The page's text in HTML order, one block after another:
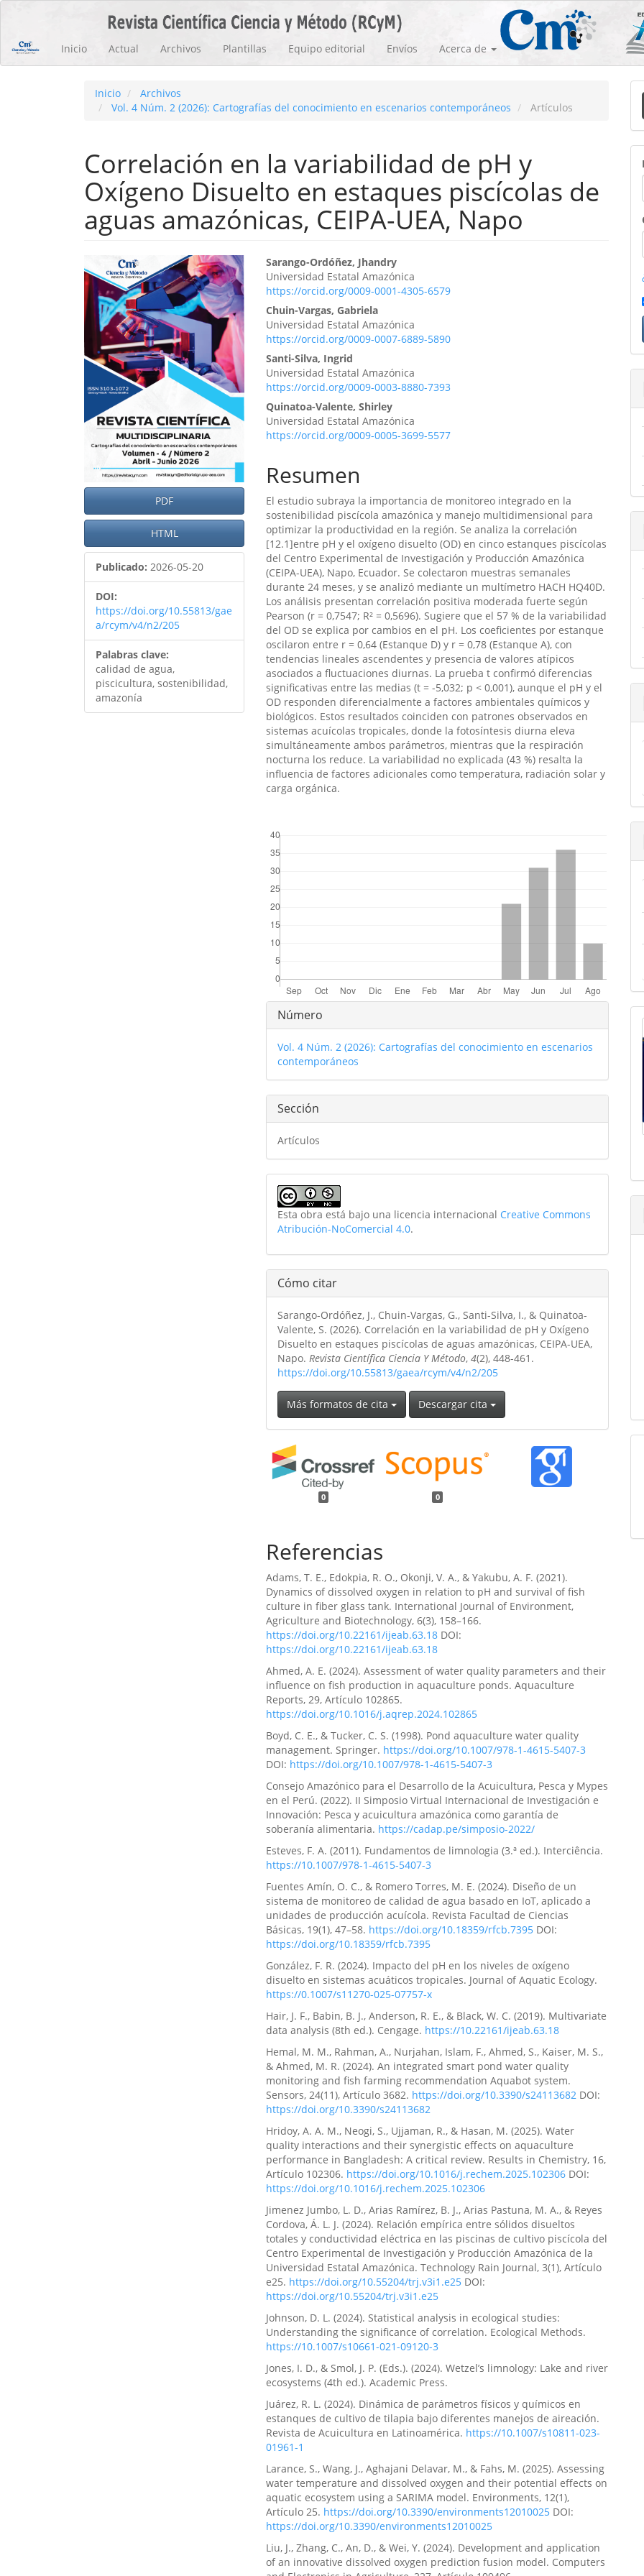
principal
Barra
Inicio Actual Archivos Plantillas Equipo editorial Envíos Acerca de
Inicio
Archivos
Vol. 4 Núm. 2 (2026): Cartografías del conocimiento en escenarios contemporáneos
Artículos
Correlación en la variabilidad de pH y
Oxígeno Disuelto en estaques piscícolas de
aguas amazónicas, CEIPA-UEA, Napo
Barra
lateral
del
artículo
PDF
HTML
Publicado: 2026-05-20
DOI:
https://doi.org/10.55813/gae
a/rcym/v4/n2/205
Palabras clave:
calidad de agua,
piscicultura, sostenibilidad,
amazonía
Contenido
principal
del
artículo
Sarango-Ordóñez, Jhandry
Universidad Estatal Amazónica
https://orcid.org/0009-0001-4305-6579
Chuin-Vargas, Gabriela
Universidad Estatal Amazónica
https://orcid.org/0009-0007-6889-5890
Santi-Silva, Ingrid
Universidad Estatal Amazónica
https://orcid.org/0009-0003-8880-7393
Quinatoa-Valente, Shirley
Universidad Estatal Amazónica
https://orcid.org/0009-0005-3699-5577
Resumen
El estudio subraya la importancia de monitoreo integrado en la
sostenibilidad piscícola amazónica y manejo multidimensional para
optimizar la productividad en la región. Se analiza la correlación
[12.1]entre pH y el oxígeno disuelto (OD) en cinco estanques piscícolas
del Centro Experimental de Investigación y Producción Amazónica
(CEIPA-UEA), Napo, Ecuador. Se colectaron muestras semanales
durante 24 meses, y se analizó mediante un multímetro HACH HQ40D.
Los análisis presentan correlación positiva moderada fuerte según
Pearson (r = 0,7547; R² = 0,5696). Sugiere que el 57 % de la variabilidad
del OD se explica por cambios en el pH. Los coeficientes por estanque
oscilaron entre r = 0,64 (Estanque D) y r = 0,78 (Estanque A), con
tendencias lineales ascendentes y presencia de valores atípicos
asociados a fluctuaciones diurnas. La prueba t confirmó diferencias
significativas entre las medias (t = -5,032; p < 0,001), aunque el pH y el
OD responden diferencialmente a factores ambientales químicos y
biológicos. Estos resultados coinciden con patrones observados en
sistemas acuícolas tropicales, donde la fotosíntesis diurna eleva
simultáneamente ambos parámetros, mientras que la respiración
nocturna los reduce. La variabilidad no explicada (43 %) resalta la
influencia de factores adicionales como temperatura, radiación solar y
carga orgánica.
Detalles
del
artículo
Número
Vol. 4 Núm. 2 (2026): Cartografías del conocimiento en escenarios
contemporáneos
Sección
Artículos
Esta obra está bajo una licencia internacional Creative Commons
Atribución-NoComercial 4.0.
Cómo citar
Sarango-Ordóñez, J., Chuin-Vargas, G., Santi-Silva, I., & Quinatoa-
Valente, S. (2026). Correlación en la variabilidad de pH y Oxígeno
Disuelto en estaques piscícolas de aguas amazónicas, CEIPA-UEA,
Napo.Revista Científica Ciencia Y Método,4(2), 448-461.
https://doi.org/10.55813/gaea/rcym/v4/n2/205
Más formatos de cita Descargar cita
0 0
Referencias
Adams, T. E., Edokpia, R. O., Okonji, V. A., & Yakubu, A. F. (2021).
Dynamics of dissolved oxygen in relation to pH and survival of fish
culture in fiber glass tank. International Journal of Environment,
Agriculture and Biotechnology, 6(3), 158–166.
https://doi.org/10.22161/ijeab.63.18 DOI:
https://doi.org/10.22161/ijeab.63.18
Ahmed, A. E. (2024). Assessment of water quality parameters and their
influence on fish production in aquaculture ponds. Aquaculture
Reports, 29, Artículo 102865.
https://doi.org/10.1016/j.aqrep.2024.102865
Boyd, C. E., & Tucker, C. S. (1998). Pond aquaculture water quality
management. Springer. https://doi.org/10.1007/978-1-4615-5407-3
DOI: https://doi.org/10.1007/978-1-4615-5407-3
Consejo Amazónico para el Desarrollo de la Acuicultura, Pesca y Mypes
en el Perú. (2022). II Simposio Virtual Internacional de Investigación e
Innovación: Pesca y acuicultura amazónica como garantía de
soberanía alimentaria. https://cadap.pe/simposio-2022/
Esteves, F. A. (2011). Fundamentos de limnologia (3.ª ed.). Interciência.
https://10.1007/978-1-4615-5407-3
Fuentes Amín, O. C., & Romero Torres, M. E. (2024). Diseño de un
sistema de monitoreo de calidad de agua basado en IoT, aplicado a
unidades de producción acuícola. Revista Facultad de Ciencias
Básicas, 19(1), 47–58. https://doi.org/10.18359/rfcb.7395 DOI:
https://doi.org/10.18359/rfcb.7395
González, F. R. (2024). Impacto del pH en los niveles de oxígeno
disuelto en sistemas acuáticos tropicales. Journal of Aquatic Ecology.
https://0.1007/s11270-025-07757-x
Hair, J. F., Babin, B. J., Anderson, R. E., & Black, W. C. (2019). Multivariate
data analysis (8th ed.). Cengage. https://10.22161/ijeab.63.18
Hemal, M. M., Rahman, A., Nurjahan, Islam, F., Ahmed, S., Kaiser, M. S.,
& Ahmed, M. R. (2024). An integrated smart pond water quality
monitoring and fish farming recommendation Aquabot system.
Sensors, 24(11), Artículo 3682. https://doi.org/10.3390/s24113682 DOI:
https://doi.org/10.3390/s24113682
Hridoy, A. A. M., Neogi, S., Ujjaman, R., & Hasan, M. (2025). Water
quality interactions and their synergistic effects on aquaculture
performance in Bangladesh: A critical review. Results in Chemistry, 16,
Artículo 102306. https://doi.org/10.1016/j.rechem.2025.102306 DOI:
https://doi.org/10.1016/j.rechem.2025.102306
Jimenez Jumbo, L. D., Arias Ramírez, B. J., Arias Pastuna, M. A., & Reyes
Cordova, Á. L. J. (2024). Relación empírica entre sólidos disueltos
totales y conductividad eléctrica en las piscinas de cultivo piscícola del
Centro Experimental de Investigación y Producción Amazónica de la
Universidad Estatal Amazónica. Technology Rain Journal, 3(1), Artículo
e25. https://doi.org/10.55204/trj.v3i1.e25 DOI:
https://doi.org/10.55204/trj.v3i1.e25
Johnson, D. L. (2024). Statistical analysis in ecological studies:
Understanding the significance of correlation. Ecological Methods.
https://10.1007/s10661-021-09120-3
Jones, I. D., & Smol, J. P. (Eds.). (2024). Wetzel’s limnology: Lake and river
ecosystems (4th ed.). Academic Press.
Juárez, R. L. (2024). Dinámica de parámetros físicos y químicos en
estanques de cultivo de tilapia bajo diferentes manejos de aireación.
Revista de Acuicultura en Latinoamérica. https://10.1007/s10811-023-
01961-1
Larance, S., Wang, J., Aghajani Delavar, M., & Fahs, M. (2025). Assessing
water temperature and dissolved oxygen and their potential effects on
aquatic ecosystem using a SARIMA model. Environments, 12(1),
Artículo 25. https://doi.org/10.3390/environments12010025 DOI:
https://doi.org/10.3390/environments12010025
Liu, J., Zhang, C., An, D., & Wei, Y. (2024). Development and application
of an innovative dissolved oxygen prediction fusion model. Computers